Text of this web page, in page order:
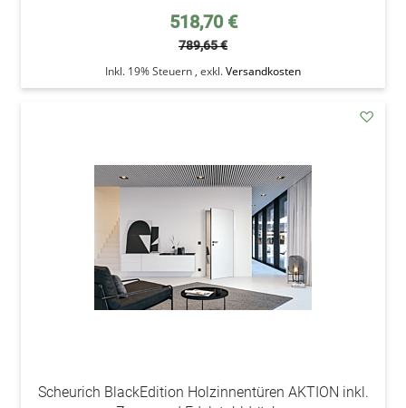
Sonderpreis
518,70 €
789,65 €
Inkl. 19% Steuern , exkl.Versandkosten
Scheurich BlackEdition Holzinnentüren AKTION inkl.